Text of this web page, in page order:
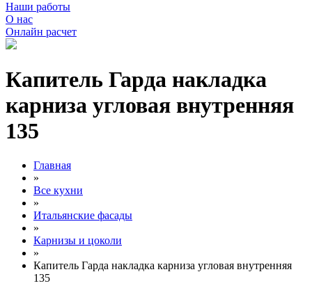
Наши работы
О нас
Онлайн расчет
Капитель Гарда накладка
карниза угловая внутренняя
135
Главная
»
Все кухни
»
Итальянские фасады
»
Карнизы и цоколи
»
Капитель Гарда накладка карниза угловая внутренняя
135